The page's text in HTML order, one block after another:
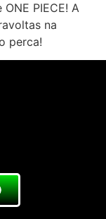
PIECE! A
na
perca!